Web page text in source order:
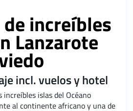
increíbles
Lanzarote
incl. vuelos y hotel
increíbles islas del Océano
al continente africano y una de